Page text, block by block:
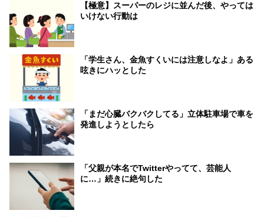
【極意】スーパーのレジに並んだ後、やっては
いけない行動は
「学生さん、金魚すくいには注意しなよ」ある
呟きにハッとした
「まだ心臓バクバクしてる」立体駐車場で車を
発進しようとしたら
「父親が本名でTwitterやってて、芸能人
に…」続きに絶句した